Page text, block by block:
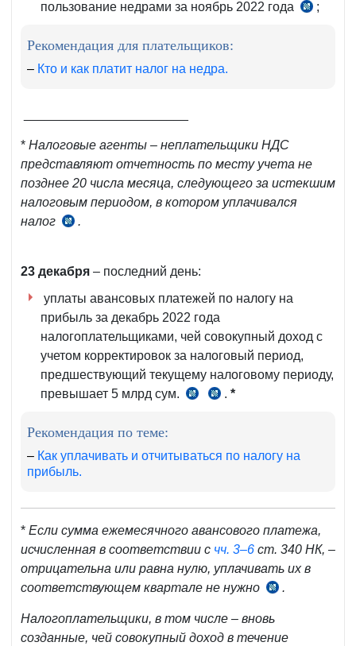
пользование недрами за ноябрь 2022 года
чч.
;
Рекомендация для плательщиков:
– Кто и как платит налог на недра.
* Налоговые агенты – неплательщики НДС
представляют отчетность по месту учета не
позднее 20 числа месяца, следующего за истекшим
налоговым периодом, в котором уплачивался
налог
ч.
273
НК
.
23 декабря – последний день:
уплаты авансовых платежей по налогу на
прибыль за декабрь 2022 года
налогоплательщиками, чей совокупный доход с
учетом корректировок за налоговый период,
предшествующий текущему налоговому периоду,
превышает 5 млрд сум.
ч.
340
чч.
ст.
. *
Рекомендация по теме:
– Как уплачивать и отчитываться по налогу на
прибыль.
* Если сумма ежемесячного авансового платежа,
исчисленная в соответствии с чч. 3–6 ст. 340 НК, –
отрицательна или равна нулю, уплачивать их в
соответствующем квартале не нужно
ч..
Налогоплательщики, в том числе – вновь
созданные, чей совокупный доход в течение